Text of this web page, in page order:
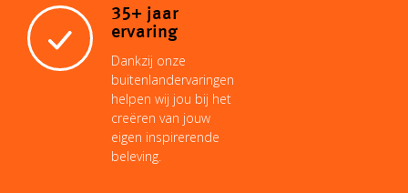
n p
p
35+ jaar
ervaring
Dankzij onze
buitenlandervaringen
helpen wij jou bij het
creëren van jouw
eigen inspirerende
beleving.